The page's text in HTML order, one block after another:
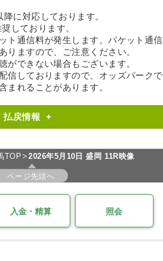
に対応しております。
しております。
ト通信料が発生します。パケット通信
りますので、ご注意ください。
ができない場合もございます。
信しておりますので、オッズパークで
まれることがあります。
払戻情報 +
TOP 2026年5月10日 盛岡 11R映像
ページ先頭へ
入金・精算 照会